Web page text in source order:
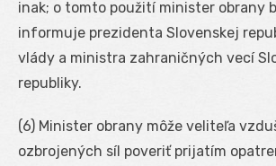
inak; o tomto použití minister obrany
informuje prezidenta Slovenskej
vlády a ministra zahraničných vecí
republiky.
(6) Minister obrany môže veliteľa
ozbrojených síl poveriť prijatím